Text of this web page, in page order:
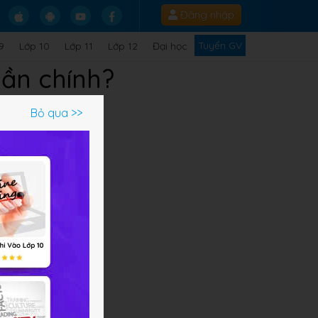
Đăng nhập
Lớp 10 Lớp 11 Lớp 12 Đại học Tuyển GV
chính?
Bỏ qua >>